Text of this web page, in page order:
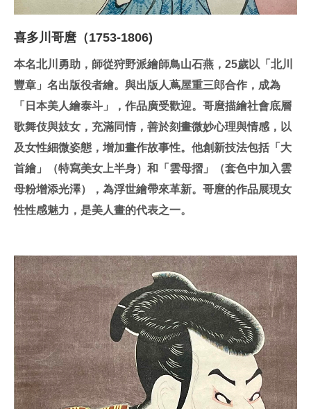
喜多川哥麿（1753-1806)
本名北川勇助，師從狩野派繪師鳥山石燕，25歲以「北川
豐章」名出版役者繪。與出版人蔦屋重三郎合作，成為
「日本美人繪泰斗」，作品廣受歡迎。哥麿描繪社會底層
歌舞伎與妓女，充滿同情，善於刻畫微妙心理與情感，以
及女性細微姿態，增加畫作故事性。他創新技法包括「大
首繪」（特寫美女上半身）和「雲母摺」（套色中加入雲
母粉增添光澤），為浮世繪帶來革新。哥麿的作品展現女
性性感魅力，是美人畫的代表之一。